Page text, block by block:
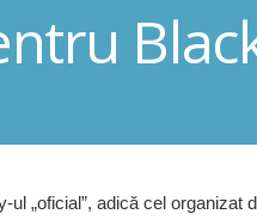
ul „oficial”, adică cel